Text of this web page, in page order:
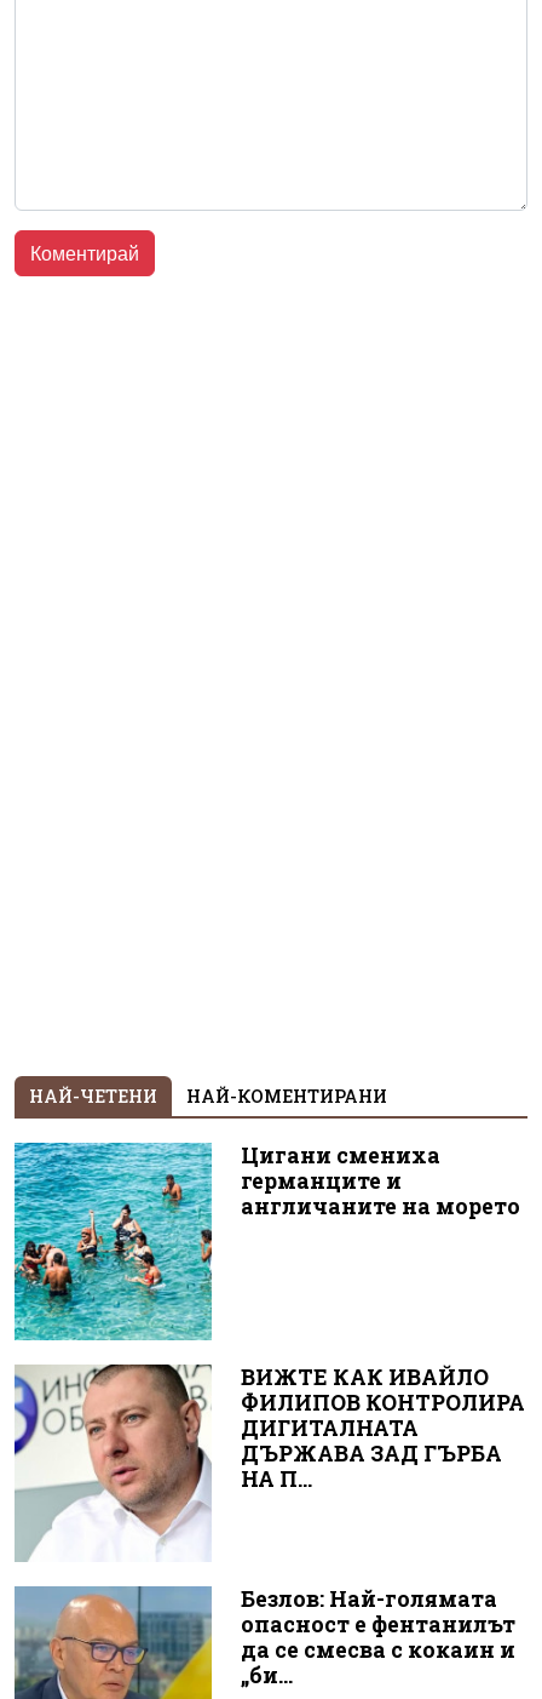
НАЙ-ЧЕТЕНИ НАЙ-КОМЕНТИРАНИ
Цигани смениха
германците и
англичаните на морето
ВИЖТЕ КАК ИВАЙЛО
ФИЛИПОВ КОНТРОЛИРА
ДИГИТАЛНАТА
ДЪРЖАВА ЗАД ГЪРБА
НА П...
Безлов: Най-голямата
опасност е фентанилът
да се смесва с кокаин и
„би...